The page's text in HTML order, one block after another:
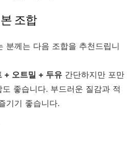
조합
분께는 다음 조합을 추천드립니
+ 오트밀 + 두유 간단하지만 포만
좋습니다. 부드러운 질감과 적
기기 좋습니다.